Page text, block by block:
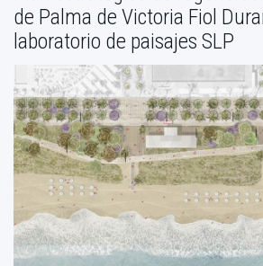
de Palma de Victoria Fiol
laboratorio de paisajes SLP